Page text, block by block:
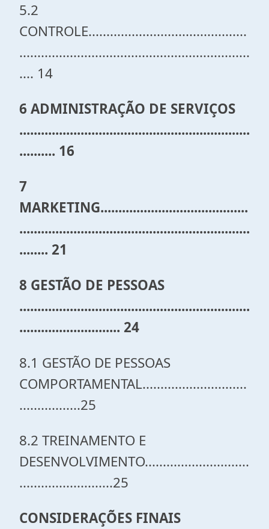
5.2
CONTROLE............................................
................................................................
.... 14
6 ADMINISTRAÇÃO DE SERVIÇOS
................................................................
.......... 16
7
MARKETING.........................................
................................................................
........ 21
8 GESTÃO DE PESSOAS
................................................................
............................ 24
8.1 GESTÃO DE PESSOAS
COMPORTAMENTAL.............................
.................25
8.2 TREINAMENTO E
DESENVOLVIMENTO.............................
..........................25
CONSIDERAÇÕES FINAIS